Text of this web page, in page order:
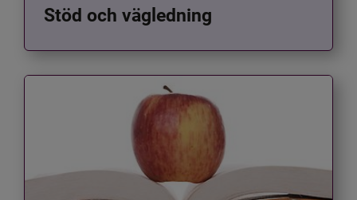
Stöd och vägledning